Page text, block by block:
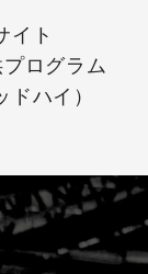
イト
ログラム
ハイ）